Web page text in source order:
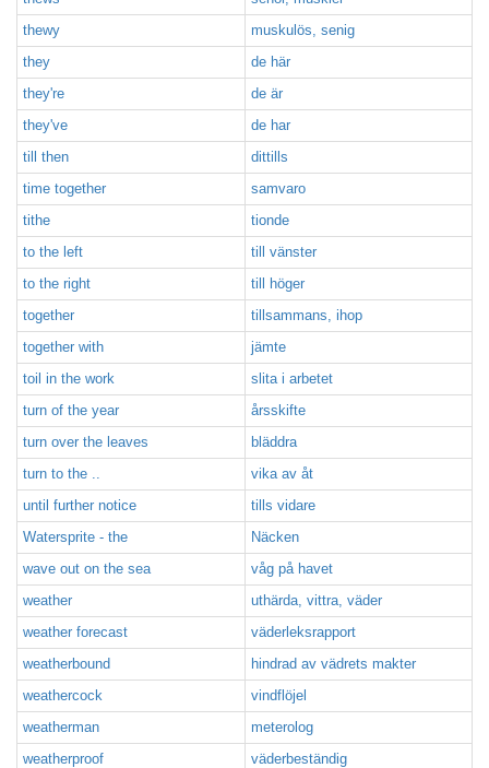
thewy
muskulös, senig
they
de här
they're
de är
they've
de har
till then
dittills
time together
samvaro
tithe
tionde
to the left
till vänster
to the right
till höger
together
tillsammans, ihop
together with
jämte
toil in the work
slita i arbetet
turn of the year
årsskifte
turn over the leaves
bläddra
turn to the ..
vika av åt
until further notice
tills vidare
Watersprite - the
Näcken
wave out on the sea
våg på havet
weather
uthärda, vittra, väder
weather forecast
väderleksrapport
weatherbound
hindrad av vädrets makter
weathercock
vindflöjel
weatherman
meterolog
weatherproof
väderbeständig